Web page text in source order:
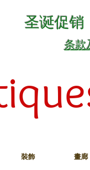
圣诞促销
条款
裝飾 畫廊